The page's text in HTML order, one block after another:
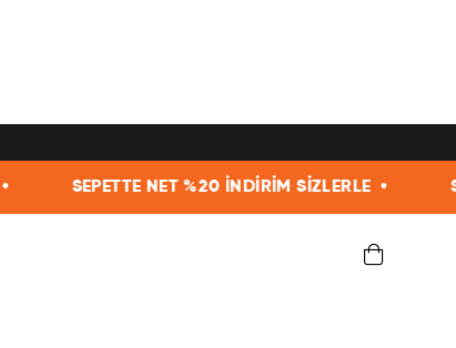
SEPETTE NET %20 İNDİRİM SİZLERLE •